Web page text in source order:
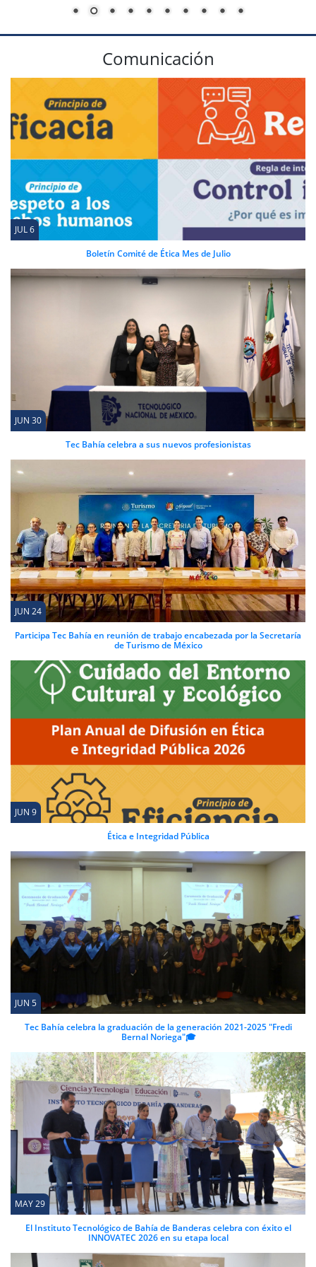
Comunicación
JUL 6
Boletín Comité de Ética Mes de Julio
JUN 30
Tec Bahía celebra a sus nuevos profesionistas
JUN 24
Participa Tec Bahía en reunión de trabajo encabezada por la Secretaría
de Turismo de México
JUN 9
Ética e Integridad Pública
JUN 5
Tec Bahía celebra la graduación de la generación 2021-2025 "Fredi
Bernal Noriega"🎓
MAY 29
El Instituto Tecnológico de Bahía de Banderas celebra con éxito el
INNOVATEC 2026 en su etapa local